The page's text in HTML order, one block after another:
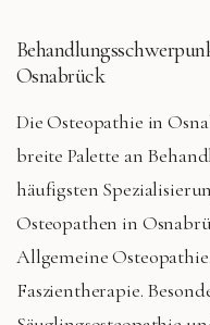
Osnabrück
Die Osteopathie in
breite Palette an
häufigsten
Osteopathen in
Allgemeine
Faszientherapie.